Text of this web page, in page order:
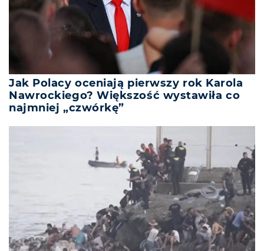
Jak Polacy oceniają pierwszy rok Karola
Nawrockiego? Większość wystawiła co
najmniej „czwórkę”